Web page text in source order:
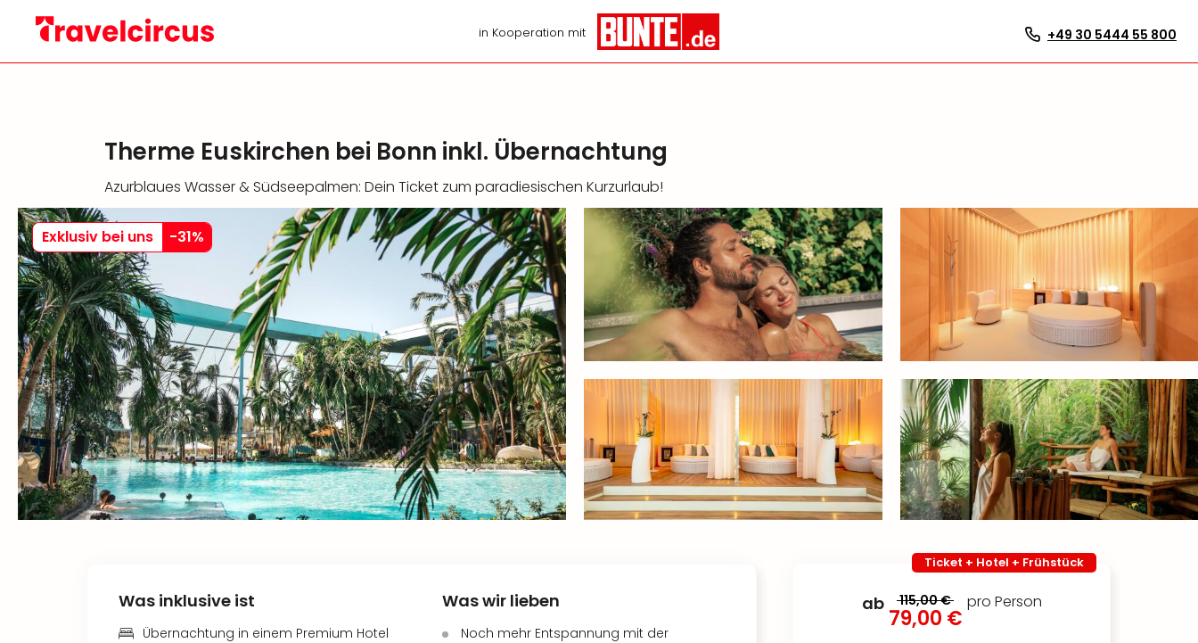
in Kooperation mit +49 30 5444 55 800
Therme Euskirchen bei Bonn inkl. Übernachtung
Azurblaues Wasser & Südseepalmen: Dein Ticket zum paradiesischen Kurzurlaub!
Exklusiv bei uns -31%
Ticket + Hotel + Frühstück
ab 115,00 €
79,00 €
pro Person
Was inklusive ist
Übernachtung in einem Premium Hotel
Was wir lieben
Noch mehr Entspannung mit der